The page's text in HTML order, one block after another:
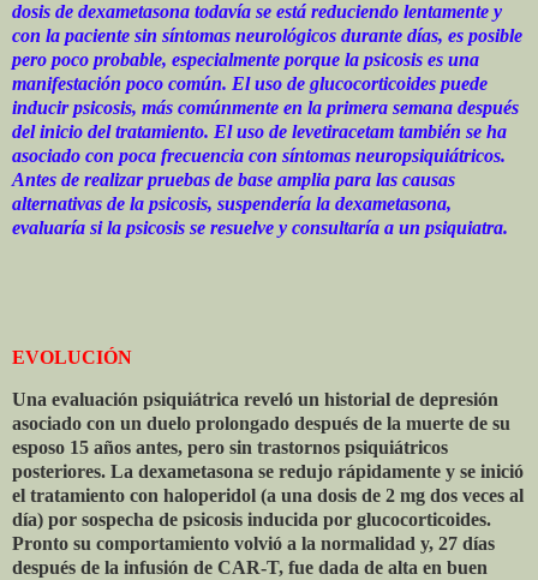
dosis de dexametasona todavía se está reduciendo lentamente y
con la paciente sin síntomas neurológicos durante días, es posible
pero poco probable, especialmente porque la psicosis es una
manifestación poco común. El uso de glucocorticoides puede
inducir psicosis, más comúnmente en la primera semana después
del inicio del tratamiento. El uso de levetiracetam también se ha
asociado con poca frecuencia con síntomas neuropsiquiátricos.
Antes de realizar pruebas de base amplia para las causas
alternativas de la psicosis, suspendería la dexametasona,
evaluaría si la psicosis se resuelve y consultaría a un psiquiatra.
EVOLUCIÓN
Una evaluación psiquiátrica reveló un historial de depresión
asociado con un duelo prolongado después de la muerte de su
esposo 15 años antes, pero sin trastornos psiquiátricos
posteriores. La dexametasona se redujo rápidamente y se inició
el tratamiento con haloperidol (a una dosis de 2 mg dos veces al
día) por sospecha de psicosis inducida por glucocorticoides.
Pronto su comportamiento volvió a la normalidad y, 27 días
después de la infusión de CAR-T, fue dada de alta en buen